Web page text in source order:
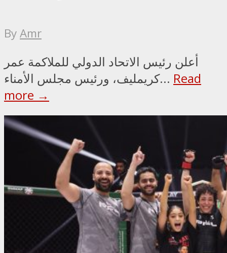
ByAmr
أعلن رئيس الاتحاد الدولي للملاكمة عمر
كريمليف، ورئيس مجلس الأمناء... Read
more →